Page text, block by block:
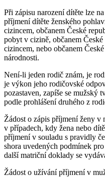
Při zápisu narození dítěte lze
příjmení dítěte ženského
cizincem, občanem České
pobyt v cizině, občanem
cizincem, nebo občanem
národnosti.
Není-li jeden rodič znám, je
je výkon jeho rodičovské
pozastaven, zapíše se mužský
podle prohlášení druhého z
Žádost o zápis příjmení ženy v
v případech, kdy žena nebo
příjmení v souladu s pravidly
shora uvedených podmínek
další matriční doklady se
Žádost o užívání příjmení v